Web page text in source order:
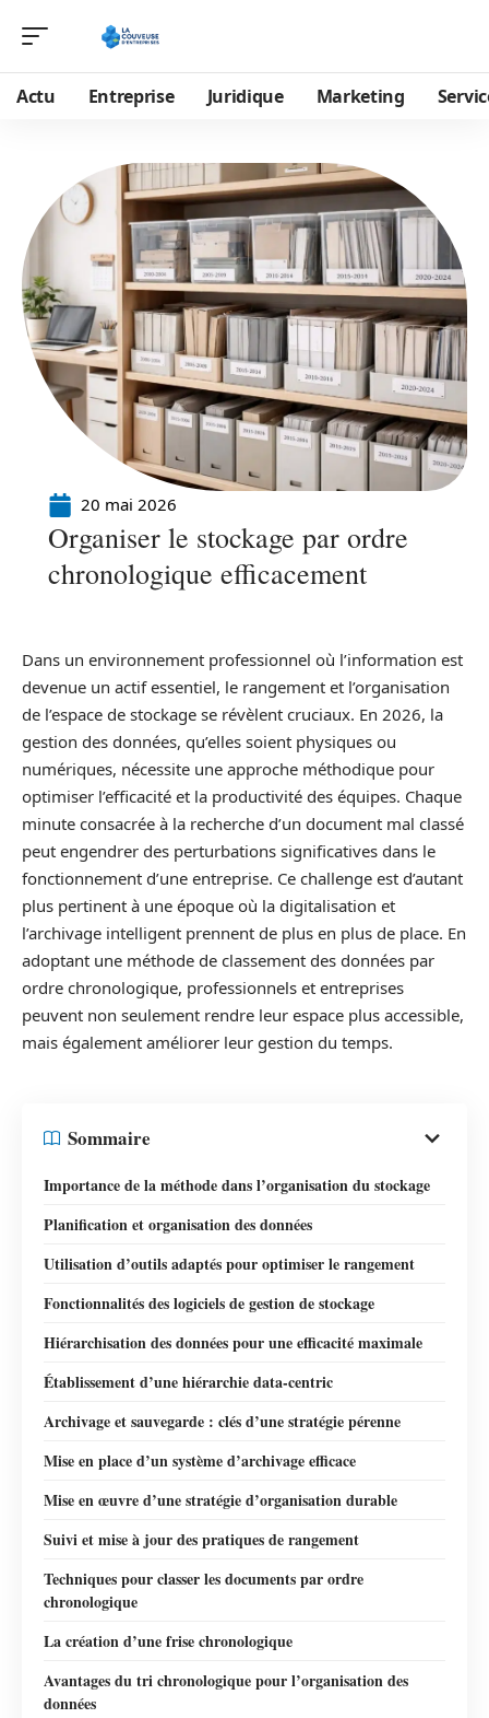
Actu Entreprise Juridique Marketing
20 mai 2026
Organiser le stockage par ordre
chronologique efficacement
Dans un environnement professionnel où l’information est
devenue un actif essentiel, le rangement et l’organisation
de l’espace de stockage se révèlent cruciaux. En 2026, la
gestion des données, qu’elles soient physiques ou
numériques, nécessite une approche méthodique pour
optimiser l’efficacité et la productivité des équipes. Chaque
minute consacrée à la recherche d’un document mal classé
peut engendrer des perturbations significatives dans le
fonctionnement d’une entreprise. Ce challenge est d’autant
plus pertinent à une époque où la digitalisation et
l’archivage intelligent prennent de plus en plus de place. En
adoptant une méthode de classement des données par
ordre chronologique, professionnels et entreprises
peuvent non seulement rendre leur espace plus accessible,
mais également améliorer leur gestion du temps.
Sommaire
Importance de la méthode dans l’organisation du stockage
Planification et organisation des données
Utilisation d’outils adaptés pour optimiser le rangement
Fonctionnalités des logiciels de gestion de stockage
Hiérarchisation des données pour une efficacité maximale
Établissement d’une hiérarchie data-centric
Archivage et sauvegarde : clés d’une stratégie pérenne
Mise en place d’un système d’archivage efficace
Mise en œuvre d’une stratégie d’organisation durable
Suivi et mise à jour des pratiques de rangement
Techniques pour classer les documents par ordre
chronologique
La création d’une frise chronologique
Avantages du tri chronologique pour l’organisation des
données